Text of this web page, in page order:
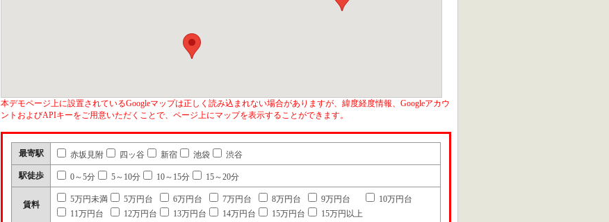
本デモページ上に設置されているGoogleマップは正しく読み込まれない場合がありますが、緯度経度情報、Googleアカウ
ントおよびAPIキーをご用意いただくことで、ページ上にマップを表示することができます。
最寄駅 赤坂見附 四ッ谷 新宿 池袋 渋谷
駅徒歩 0～5分 5～10分 10～15分 15～20分
賃料
5万円未満 5万円台 6万円台 7万円台 8万円台 9万円台
10万円台
11万円台
12万円台 13万円台 14万円台 15万円台 15万円以上